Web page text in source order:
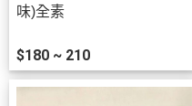
味)全素
$180 ~ 210